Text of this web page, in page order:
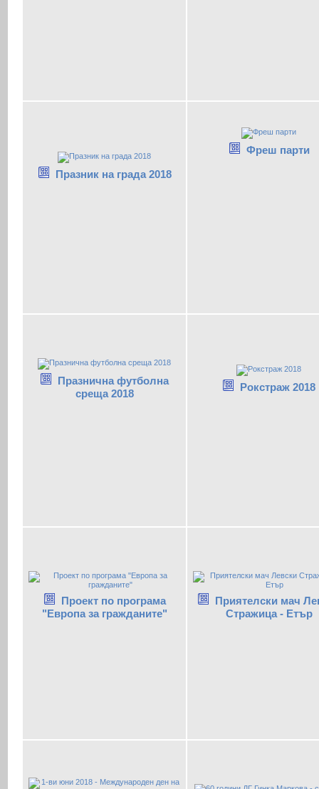
Празник на града 2018
Фреш парти
Празнична футболна
среща 2018
Рокстраж 2018
Проект по програма
"Европа за гражданите"
Приятелски мач
Стражица - Етър